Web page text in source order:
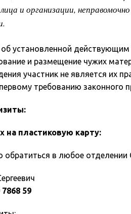
и организации,
установленной действующим
и размещение чужих
участник не является их
требованию законного
на пластиковую карту:
в любое отделении
7868 59